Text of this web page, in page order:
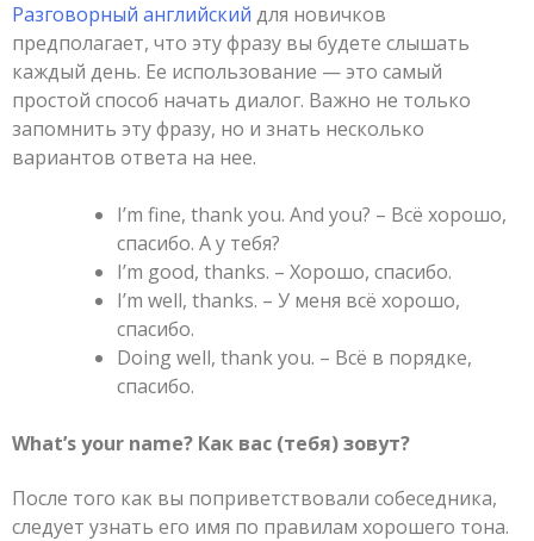
Разговорный английский для новичков
предполагает, что эту фразу вы будете слышать
каждый день. Ее использование — это самый
простой способ начать диалог. Важно не только
запомнить эту фразу, но и знать несколько
вариантов ответа на нее.
I’m fine, thank you. And you? – Всё хорошо,
спасибо. А у тебя?
I’m good, thanks. – Хорошо, спасибо.
I’m well, thanks. – У меня всё хорошо,
спасибо.
Doing well, thank you. – Всё в порядке,
спасибо.
What’s your name? Как вас (тебя) зовут?
После того как вы поприветствовали собеседника,
следует узнать его имя по правилам хорошего тона.